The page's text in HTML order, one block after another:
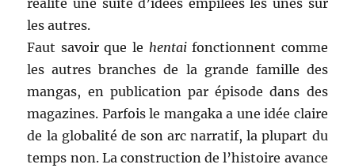
réalité une suite d’idées empilées les unes sur
les autres.
Faut savoir que le hentaifonctionnent comme
les autres branches de la grande famille des
mangas, en publication par épisode dans des
magazines. Parfois le mangaka a une idée claire
de la globalité de son arc narratif, la plupart du
temps non. La construction de l’histoire avance